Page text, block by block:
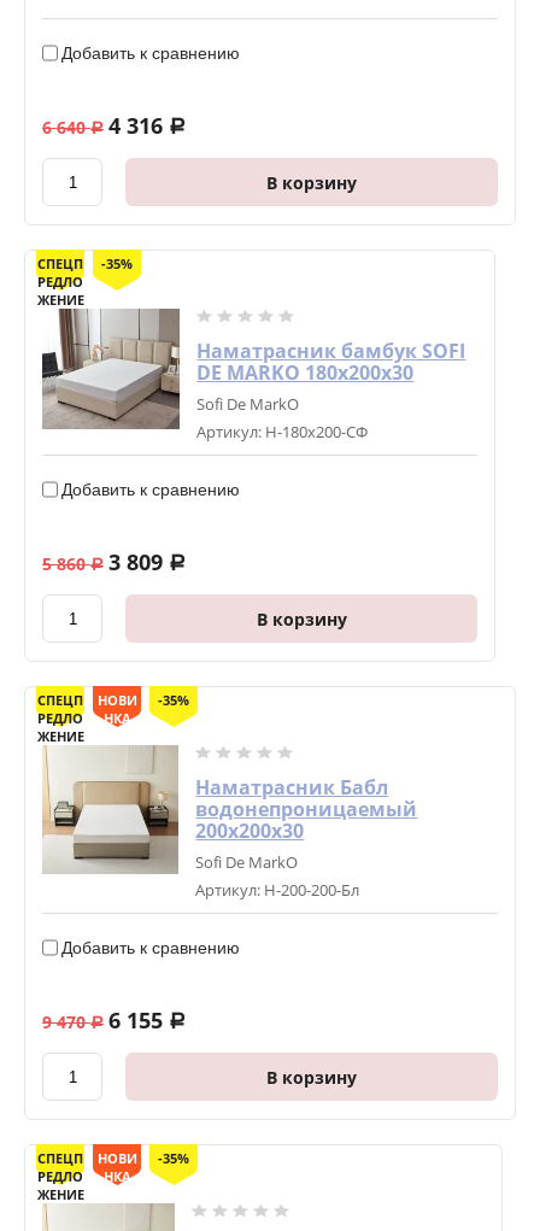
Добавить к сравнению
6 640 a 4 316 a
В корзину
СПЕЦП
РЕДЛО
ЖЕНИЕ
-35%
Наматрасник бамбук SOFI
DE MARKO 180х200х30
Sofi De MarkO
Артикул: Н-180х200-СФ
Добавить к сравнению
5 860 a 3 809 a
В корзину
СПЕЦП
РЕДЛО
ЖЕНИЕ
НОВИ
НКА
-35%
Наматрасник Бабл
водонепроницаемый
200х200х30
Sofi De MarkO
Артикул: Н-200-200-Бл
Добавить к сравнению
9 470 a 6 155 a
В корзину
СПЕЦП
РЕДЛО
ЖЕНИЕ
НОВИ
НКА
-35%